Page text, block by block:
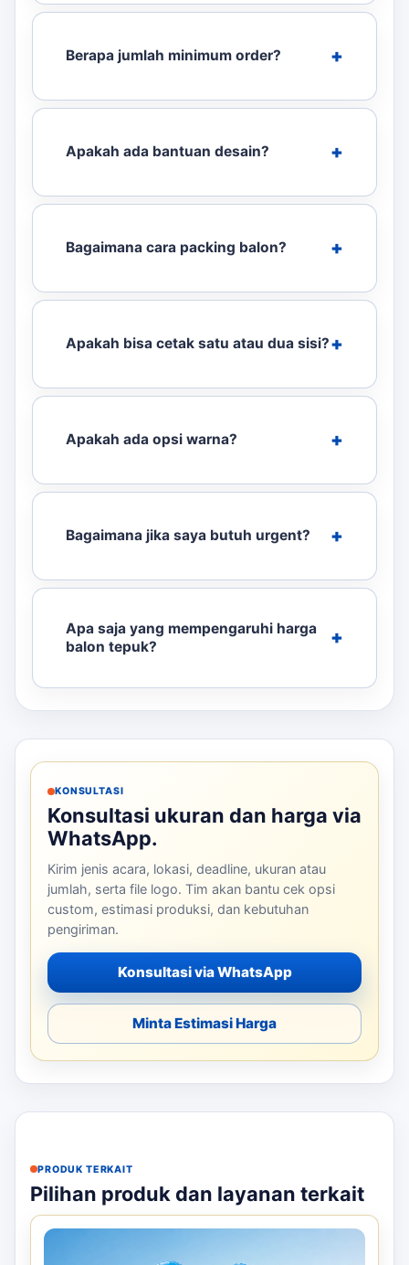
Berapa jumlah minimum order?
Apakah ada bantuan desain?
Bagaimana cara packing balon?
Apakah bisa cetak satu atau dua sisi?
Apakah ada opsi warna?
Bagaimana jika saya butuh urgent?
Apa saja yang mempengaruhi harga
balon tepuk?
KONSULTASI
Konsultasi ukuran dan harga via
WhatsApp.
Kirim jenis acara, lokasi, deadline, ukuran atau
jumlah, serta file logo. Tim akan bantu cek opsi
custom, estimasi produksi, dan kebutuhan
pengiriman.
Konsultasi via WhatsApp
Minta Estimasi Harga
PRODUK TERKAIT
Pilihan produk dan layanan terkait